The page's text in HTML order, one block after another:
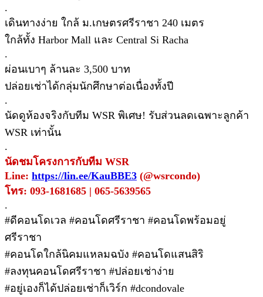
.
เดินทางง่าย ใกล้ ม.เกษตรศรีราชา 240 เมตร
ใกล้ทั้ง Harbor Mall และ Central Si Racha
.
ผ่อนเบาๆ ล้านละ 3,500 บาท
ปล่อยเช่าได้กลุ่มนักศึกษาต่อเนื่องทั้งปี
.
นัดดูห้องจริงกับทีม WSR พิเศษ! รับส่วนลดเฉพาะลูกค้า
WSR เท่านั้น
.
นัดชมโครงการกับทีม WSR
Line: https://lin.ee/KauBBE3 (@wsrcondo)
โทร: 093-1681685 | 065-5639565
.
#ดีคอนโดเวล #คอนโดศรีราชา #คอนโดพร้อมอยู่
ศรีราชา
#คอนโดใกล้นิคมแหลมฉบัง #คอนโดแสนสิริ
#ลงทุนคอนโดศรีราชา #ปล่อยเช่าง่าย
#อยู่เองก็ได้ปล่อยเช่าก็เวิร์ก #dcondovale